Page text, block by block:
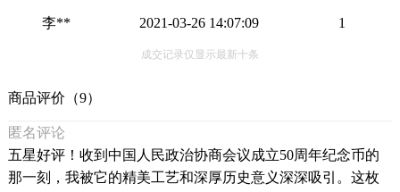
李** 2021-03-26 14:07:09 1
成交记录仅显示最新十条
商品评价（9）
匿名评论
五星好评！收到中国人民政治协商会议成立50周年纪念币的
那一刻，我被它的精美工艺和深厚历史意义深深吸引。这枚